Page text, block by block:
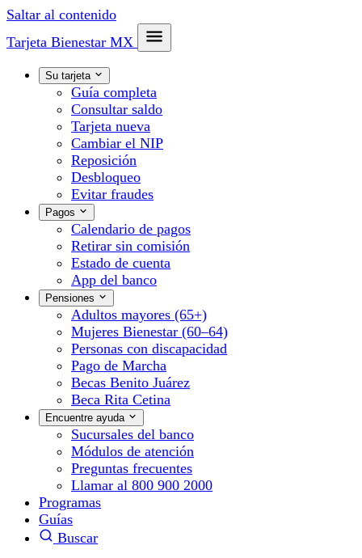
Saltar al contenido
Tarjeta Bienestar MX
Su tarjeta
Guía completa
Consultar saldo
Tarjeta nueva
Cambiar el NIP
Reposición
Desbloqueo
Evitar fraudes
Pagos
Calendario de pagos
Retirar sin comisión
Estado de cuenta
App del banco
Pensiones
Adultos mayores (65+)
Mujeres Bienestar (60–64)
Personas con discapacidad
Pago de Marcha
Becas Benito Juárez
Beca Rita Cetina
Encuentre ayuda
Sucursales del banco
Módulos de atención
Preguntas frecuentes
Llamar al 800 900 2000
Programas
Guías
Buscar